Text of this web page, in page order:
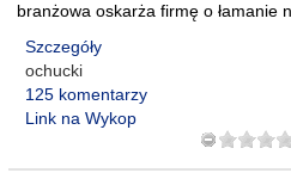
branżowa oskarża firmę o łamanie
Szczegóły
ochucki
125 komentarzy
Link na Wykop